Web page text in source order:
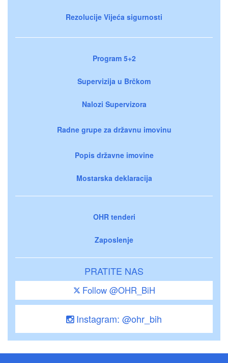
Rezolucije Vijeća sigurnosti
Program 5+2
Supervizija u Brčkom
Nalozi Supervizora
Radne grupe za državnu imovinu
Popis državne imovine
Mostarska deklaracija
OHR tenderi
Zaposlenje
PRATITE NAS
Follow @OHR_BiH
Instagram: @ohr_bih